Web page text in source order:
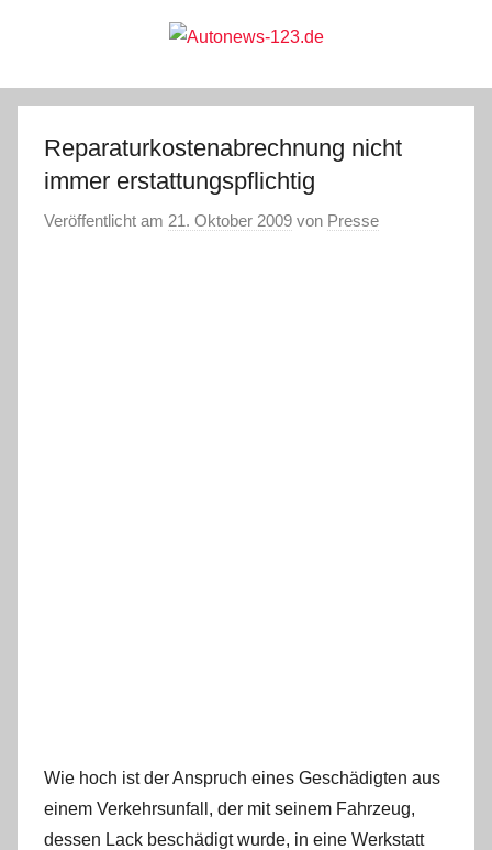
Autonews-
123.de
Reparaturkostenabrechnung nicht
immer erstattungspflichtig
Veröffentlicht am 21. Oktober 2009 von Presse
Wie hoch ist der Anspruch eines Geschädigten aus
einem Verkehrsunfall, der mit seinem Fahrzeug,
dessen Lack beschädigt wurde, in eine Werkstatt